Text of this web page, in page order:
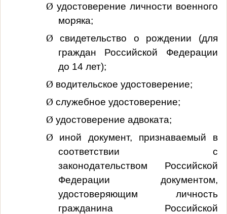
Ø удостоверение личности военного
моряка;
Ø
свидетельство о рождении (для
граждан Российской Федерации
до 14 лет);
Ø водительское удостоверение;
Ø служебное удостоверение;
Ø удостоверение адвоката;
Ø
иной документ, признаваемый в
соответствии с
законодательством Российской
Федерации документом,
удостоверяющим личность
гражданина Российской